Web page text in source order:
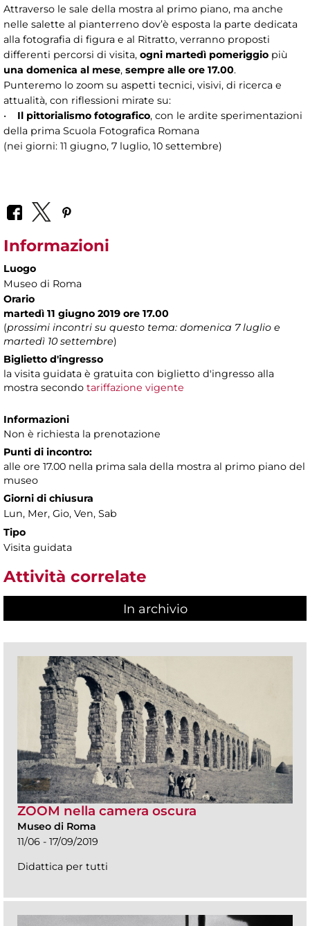
Attraverso le sale della mostra al primo piano, ma anche
nelle salette al pianterreno dov’è esposta la parte dedicata
alla fotografia di figura e al Ritratto, verranno proposti
differenti percorsi di visita, ogni martedì pomeriggio più
una domenica al mese, sempre alle ore 17.00.
Punteremo lo zoom su aspetti tecnici, visivi, di ricerca e
attualità, con riflessioni mirate su:
• Il pittorialismo fotografico, con le ardite sperimentazioni
della prima Scuola Fotografica Romana
(nei giorni: 11 giugno, 7 luglio, 10 settembre)
Informazioni
Luogo
Museo di Roma
Orario
martedì 11 giugno 2019 ore 17.00
(prossimi incontri su questo tema: domenica 7 luglio e
martedì 10 settembre)
Biglietto d'ingresso
la visita guidata è gratuita con biglietto d'ingresso alla
mostra secondo tariffazione vigente
Informazioni
Non è richiesta la prenotazione
Punti di incontro:
alle ore 17.00 nella prima sala della mostra al primo piano del
museo
Giorni di chiusura
Lun, Mer, Gio, Ven, Sab
Tipo
Visita guidata
Attività correlate
In archivio
ZOOM nella camera oscura
Museo di Roma
11/06 - 17/09/2019
Didattica per tutti